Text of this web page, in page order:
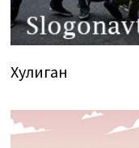
Хулиган